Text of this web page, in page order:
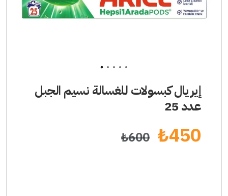
1 2 3 4 5
إيريال كبسولات للغسالة نسيم الجبل
عدد 25
450
₺
600
₺